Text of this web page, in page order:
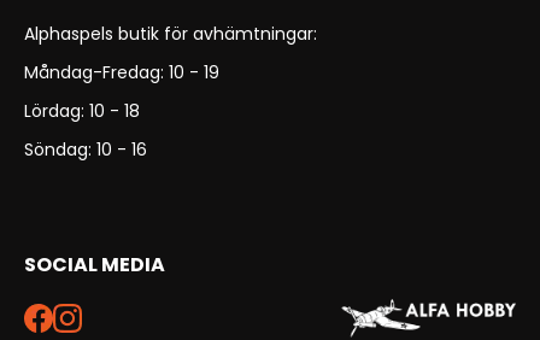
Alphaspels butik för avhämtningar:
Måndag-Fredag: 10 - 19
Lördag: 10 - 18
Söndag: 10 - 16
SOCIAL MEDIA